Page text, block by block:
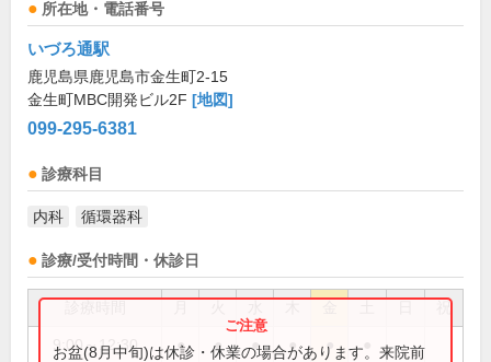
所在地・電話番号
いづろ通駅
鹿児島県鹿児島市金生町2-15
金生町MBC開発ビル2F [地図]
099-295-6381
診療科目
内科 循環器科
診療/受付時間・休診日
祝
9:00～12:30 ● ● ● ● ●
お盆(8月中旬)は休診・休業の場合があります。来院前